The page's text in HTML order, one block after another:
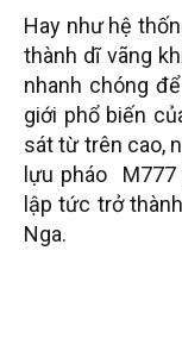
Hay như hệ
thành dĩ vãng
nhanh chóng
giới phổ biến
sát từ trên cao,
lựu pháo
lập tức trở
Nga.